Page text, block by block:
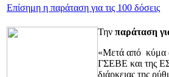
Επίσημη η παράταση για τις 100 δόσεις
Την παράταση
«Μετά από κύμα
ΓΣΕΒΕ και της
διάρκειας της